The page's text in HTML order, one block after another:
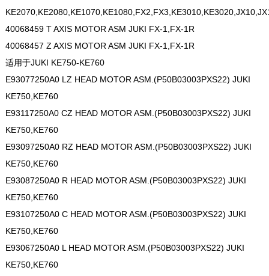
40068459 T AXIS MOTOR ASM JUKI FX-1,FX-1R
40068457 Z AXIS MOTOR ASM JUKI FX-1,FX-1R
适用于JUKI KE750-KE760
E93077250A0 LZ HEAD MOTOR ASM.(P50B03003PXS22) JUKI
KE750,KE760
E93117250A0 CZ HEAD MOTOR ASM.(P50B03003PXS22) JUKI
KE750,KE760
E93097250A0 RZ HEAD MOTOR ASM.(P50B03003PXS22) JUKI
KE750,KE760
E93087250A0 R HEAD MOTOR ASM.(P50B03003PXS22) JUKI
KE750,KE760
E93107250A0 C HEAD MOTOR ASM.(P50B03003PXS22) JUKI
KE750,KE760
E93067250A0 L HEAD MOTOR ASM.(P50B03003PXS22) JUKI
KE750,KE760